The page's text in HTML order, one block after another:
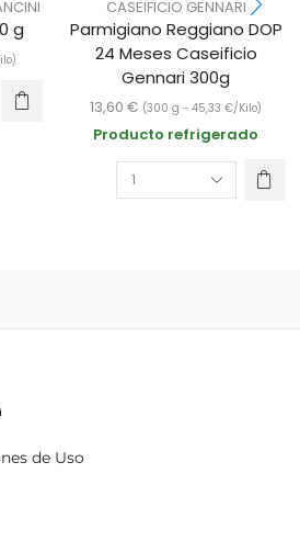
g
CASEIFICIO GENNARI
Parmigiano Reggiano DOP
24 Meses Caseificio
Gennari 300g
13,60€ (300 g -45,33€/Kilo)
Producto refrigerado
de Uso